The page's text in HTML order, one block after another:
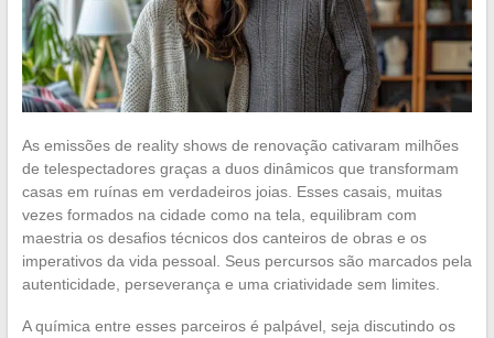
As emissões de reality shows de renovação cativaram milhões
de telespectadores graças a duos dinâmicos que transformam
casas em ruínas em verdadeiros joias. Esses casais, muitas
vezes formados na cidade como na tela, equilibram com
maestria os desafios técnicos dos canteiros de obras e os
imperativos da vida pessoal. Seus percursos são marcados pela
autenticidade, perseverança e uma criatividade sem limites.
A química entre esses parceiros é palpável, seja discutindo os